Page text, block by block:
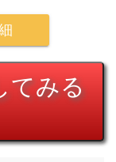
てみる